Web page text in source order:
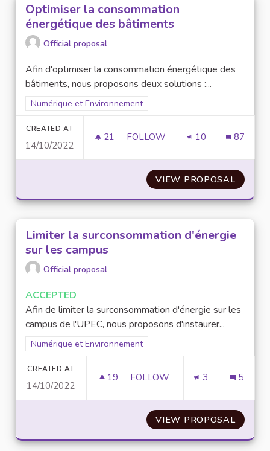
Optimiser la consommation
énergétique des bâtiments
Official proposal
Afin d'optimiser la consommation énergétique des
bâtiments, nous proposons deux solutions :...
Filter results for scope: Numérique et Environnement
Numérique et Environnement
CREATED AT
14/10/2022
21 21 FOLLOWERS
FOLLOW 10 87
VIEW PROPOSAL
Limiter la surconsommation d'énergie
sur les campus
Official proposal
ACCEPTED
Afin de limiter la surconsommation d'énergie sur les
campus de l'UPEC, nous proposons d'instaurer...
Filter results for scope: Numérique et Environnement
Numérique et Environnement
CREATED AT
14/10/2022
19 19 FOLLOWERS
FOLLOW 3 5
VIEW PROPOSAL